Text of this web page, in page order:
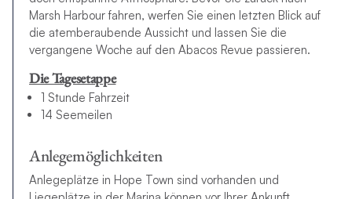
Marsh Harbour fahren, werfen Sie einen letzten Blick auf
die atemberaubende Aussicht und lassen Sie die
vergangene Woche auf den Abacos Revue passieren.
Die Tagesetappe
1 Stunde Fahrzeit
14 Seemeilen
Anlegemöglichkeiten
Anlegeplätze in Hope Town sind vorhanden und